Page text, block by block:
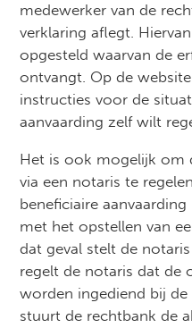
medewerker van de
verklaring aflegt.
opgesteld waarvan de
ontvangt. Op de
instructies voor de
aanvaarding zelf wilt
Het is ook mogelijk om
via een notaris te
beneficiaire
met het opstellen van
dat geval stelt de
regelt de notaris dat de
worden ingediend bij
stuurt de rechtbank de